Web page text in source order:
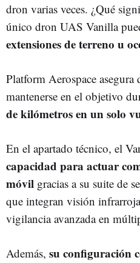
dron varias veces. ¿Qué
único dron UAS Vanilla
extensiones de terreno u
Platform Aerospace asegura
mantenerse en el objetivo
de kilómetros en un solo
En el apartado técnico, el
capacidad para actuar
móvil gracias a su suite de
que integran visión
vigilancia avanzada en
Además, su configuración